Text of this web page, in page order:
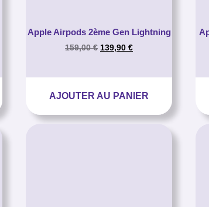
Apple Airpods 2ème Gen Lightning
159,00€ 139,90 €
AJOUTER AU PANIER